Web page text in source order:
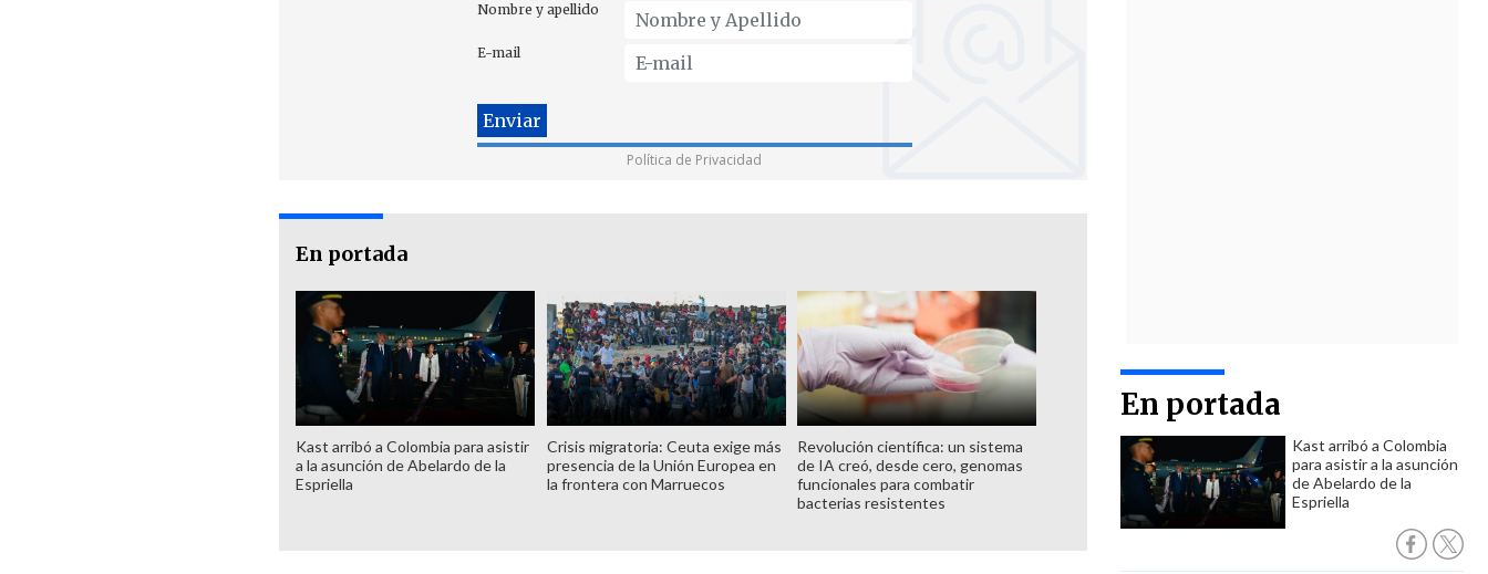
En portada
Kast arribó a Colombia
para asistir a la asunción
de Abelardo de la
Espriella
Nombre y apellido
E-mail
Política de Privacidad
En portada
Kast arribó a Colombia para asistir
a la asunción de Abelardo de la
Espriella
Crisis migratoria: Ceuta exige más
presencia de la Unión Europea en
la frontera con Marruecos
Revolución científica: un sistema
de IA creó, desde cero, genomas
funcionales para combatir
bacterias resistentes